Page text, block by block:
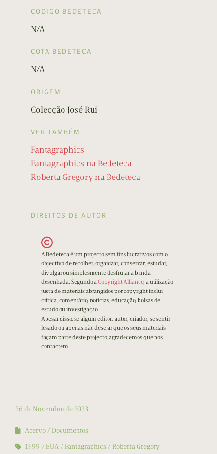
CÓDIGO BEDETECA
N/A
COTA BEDETECA
N/A
ORIGEM
Colecção José Rui
VER TAMBÉM
Fantagraphics
Fantagraphics na Bedeteca
Roberta Gregory na Bedeteca
DIREITOS DE AUTOR
A Bedeteca é um projecto sem fins lucrativos com o
objectivo de recolher, organizar, conservar, estudar,
divulgar ou simplesmente desfrutar a banda
desenhada. Segundo aCopyright Alliance, a utilização
justa de materiais abrangidos por copyright inclui
crítica, comentário, notícias, educação, bolsas de
estudo ou investigação.
Apesar disso, se algum editor, autor, criador, se sentir
lesado ou apenas não desejar que os seus materiais
façam parte deste projecto, agradecemos que nos
contactem.
26 de Novembro de 2023
Acervo
Documentos
1999
EUA Fantagraphics Roberta Gregory